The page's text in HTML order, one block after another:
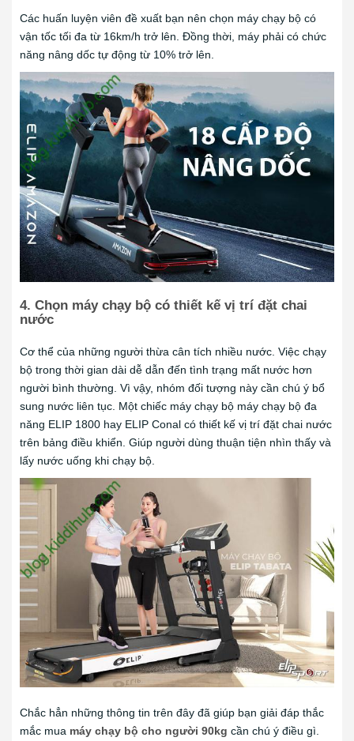
Các huấn luyện viên đề xuất bạn nên chọn máy chạy bộ có
vận tốc tối đa từ 16km/h trở lên. Đồng thời, máy phải có chức
năng nâng dốc tự động từ 10% trở lên.
4. Chọn máy chạy bộ có thiết kế vị trí đặt chai
nước
Cơ thể của những người thừa cân tích nhiều nước. Việc chạy
bộ trong thời gian dài dễ dẫn đến tình trạng mất nước hơn
người bình thường. Vì vậy, nhóm đối tượng này cần chú ý bổ
sung nước liên tục. Một chiếc máy chạy bộ máy chạy bộ đa
năng ELIP 1800 hay ELIP Conal có thiết kế vị trí đặt chai nước
trên bảng điều khiển. Giúp người dùng thuận tiện nhìn thấy và
lấy nước uống khi chạy bộ.
Chắc hẳn những thông tin trên đây đã giúp bạn giải đáp thắc
mắc mua máy chạy bộ cho người 90kg cần chú ý điều gì.